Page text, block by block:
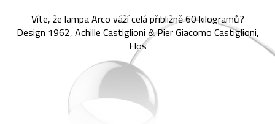
Víte, že lampa Arco váží celá přibližně 60 kilogramů?
Design 1962, Achille Castiglioni & Pier Giacomo Castiglioni,
Flos